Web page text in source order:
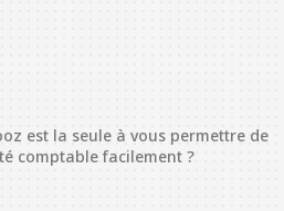
est la seule à vous permettre de
comptable facilement ?